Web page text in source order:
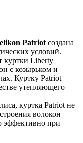
Patriot создана
условий.
куртки Liberty
с козырьком и
Куртку Patriot
утепляющего
куртка Patriot не
волокон
эффективно при